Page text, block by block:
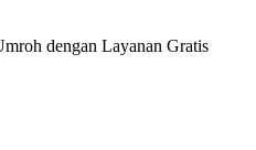
dengan Layanan Gratis